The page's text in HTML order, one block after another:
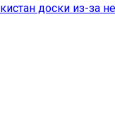
доски из-за